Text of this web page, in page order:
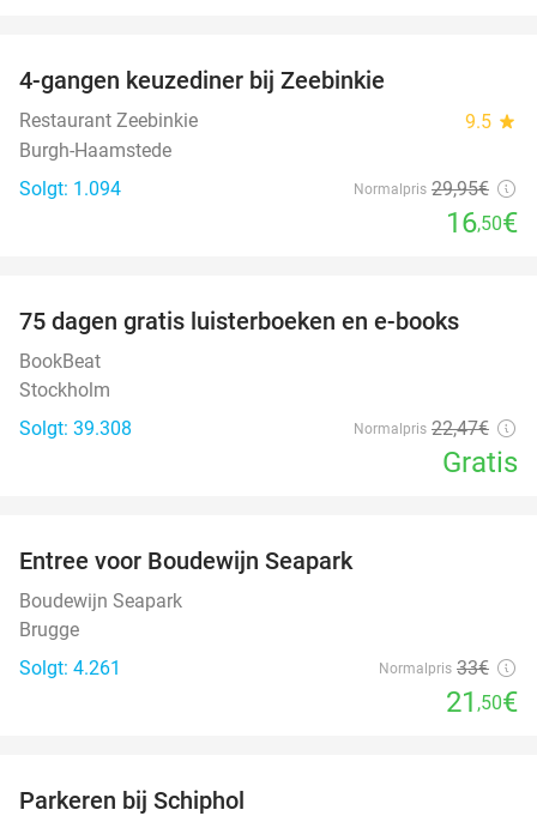
4-gangen keuzediner bij Zeebinkie
Restaurant Zeebinkie 9.5 star
Burgh-Haamstede
Solgt: 1.094
Normalpris 29,95€
16,50€
75 dagen gratis luisterboeken en e-books
BookBeat
Stockholm
Solgt: 39.308
Normalpris 22,47€
Gratis
Entree voor Boudewijn Seapark
Boudewijn Seapark
Brugge
Solgt: 4.261
Normalpris 33€
21 ,50€
Parkeren bij Schiphol